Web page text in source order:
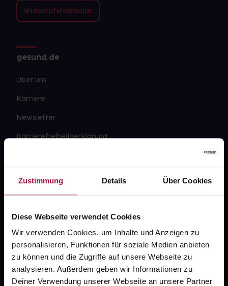
Zustimmung Details Über Cookies
Diese Webseite verwendet Cookies
Wir verwenden Cookies, um Inhalte und Anzeigen zu
personalisieren, Funktionen für soziale Medien anbieten
zu können und die Zugriffe auf unsere Webseite zu
analysieren. Außerdem geben wir Informationen zu
Deiner Verwendung unserer Webseite an unsere Partner
Widerrufsformular
gesund.de
Über uns
Karriere
Newsletter
Barrierefreiheitserklärung
Sanitätshäuser
AGB
Impressum